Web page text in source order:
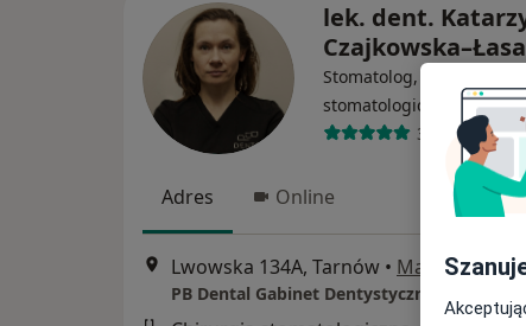
lek. dent.
Stomatolog, Chirurg
stomatologiczny
365 opinii
Adres Online
Lwowska 134A, Tarnów • Mapa
PB Dental Gabinet Dentystyczny